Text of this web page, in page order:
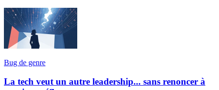
Bug de genre
La tech veut un autre leadership... sans renoncer à